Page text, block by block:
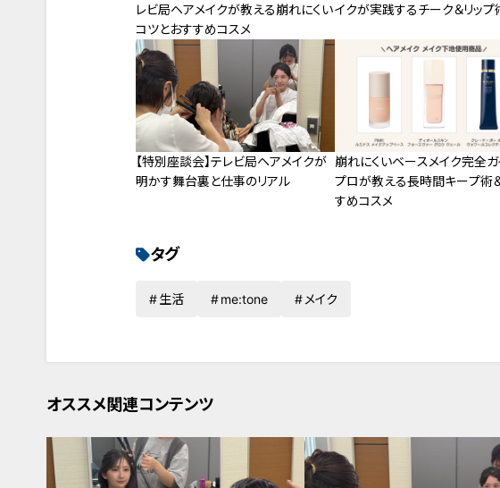
レビ局ヘアメイクが教える崩れにくい
コツとおすすめコスメ
イクが実践するチーク＆リップ
【特別座談会】テレビ局ヘアメイクが
明かす舞台裏と仕事のリアル
崩れにくいベースメイク完全ガ
プロが教える長時間キープ術
すめコスメ
タグ
生活 me:tone メイク
オススメ関連コンテンツ